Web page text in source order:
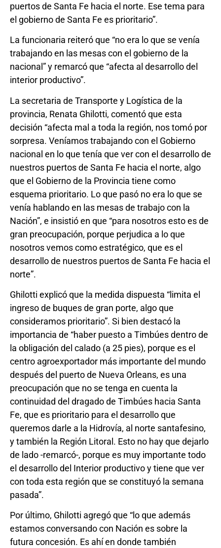
puertos de Santa Fe hacia el norte. Ese tema para
el gobierno de Santa Fe es prioritario”.
La funcionaria reiteró que “no era lo que se venía
trabajando en las mesas con el gobierno de la
nacional” y remarcó que “afecta al desarrollo del
interior productivo”.
La secretaria de Transporte y Logística de la
provincia, Renata Ghilotti, comentó que esta
decisión “afecta mal a toda la región, nos tomó por
sorpresa. Veníamos trabajando con el Gobierno
nacional en lo que tenía que ver con el desarrollo de
nuestros puertos de Santa Fe hacia el norte, algo
que el Gobierno de la Provincia tiene como
esquema prioritario. Lo que pasó no era lo que se
venía hablando en las mesas de trabajo con la
Nación”, e insistió en que “para nosotros esto es de
gran preocupación, porque perjudica a lo que
nosotros vemos como estratégico, que es el
desarrollo de nuestros puertos de Santa Fe hacia el
norte”.
Ghilotti explicó que la medida dispuesta “limita el
ingreso de buques de gran porte, algo que
consideramos prioritario”. Si bien destacó la
importancia de “haber puesto a Timbúes dentro de
la obligación del calado (a 25 pies), porque es el
centro agroexportador más importante del mundo
después del puerto de Nueva Orleans, es una
preocupación que no se tenga en cuenta la
continuidad del dragado de Timbúes hacia Santa
Fe, que es prioritario para el desarrollo que
queremos darle a la Hidrovía, al norte santafesino,
y también la Región Litoral. Esto no hay que dejarlo
de lado -remarcó-, porque es muy importante todo
el desarrollo del Interior productivo y tiene que ver
con toda esta región que se constituyó la semana
pasada”.
Por último, Ghilotti agregó que “lo que además
estamos conversando con Nación es sobre la
futura concesión. Es ahí en donde también